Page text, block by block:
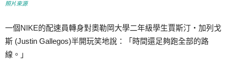
照片來源
一個NIKE的配速員轉身對奧勒岡大學二年級學生賈斯汀‧加列戈
斯 (Justin Gallegos)半開玩笑地說：「時間還足夠跑全部的路
線。」